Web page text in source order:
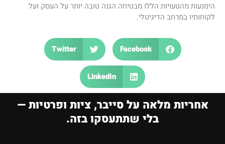
הימנעות מהטעויות הללו מבטיחה הגנה טובה יותר על העסק ועל
לקוחותיו במרחב הדיגיטלי.
Facebook
Twitter
LinkedIn
אחריות מלאה על סייבר, ציות ופרטיות —
בלי שתתעסקו בזה.